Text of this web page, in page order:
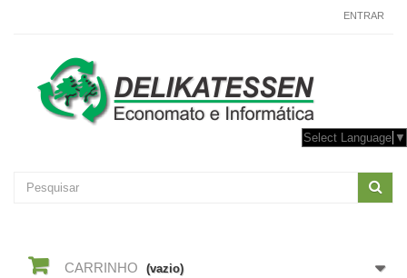
ENTRAR
Select Language ▼
CARRINHO (vazio)